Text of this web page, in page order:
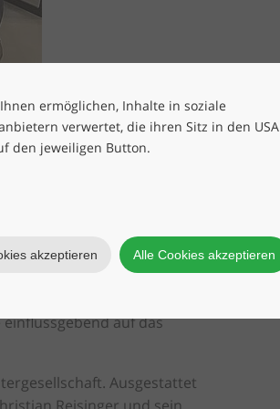
ermöglichen, Inhalte in soziale
verwertet, die ihren Sitz in den USA
den jeweiligen Button.
akzeptieren Alle Cookies akzeptieren
deutlich
Meilenstein des
anpasst. Dr. Reisinger
so hoch wie nie zuvor
auf das
Ausgestattet
Reisinger und sein